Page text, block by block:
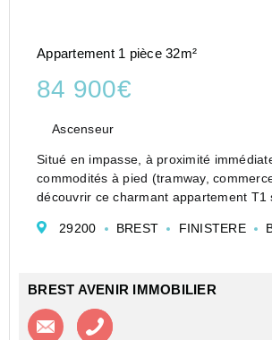
Appartement 1 pièce 32m²
84 900€
Ascenseur
Situé en impasse, à proximité
commodités à pied (tramway,
découvrir ce charmant appartement T1
ouest.29200 BREST FINISTERE
BREST AVENIR IMMOBILIER
Contacter l'agence